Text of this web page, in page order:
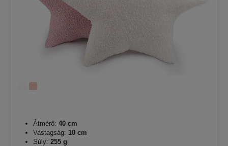
Átmérő: 40 cm
Vastagság: 10 cm
Súly: 255 g